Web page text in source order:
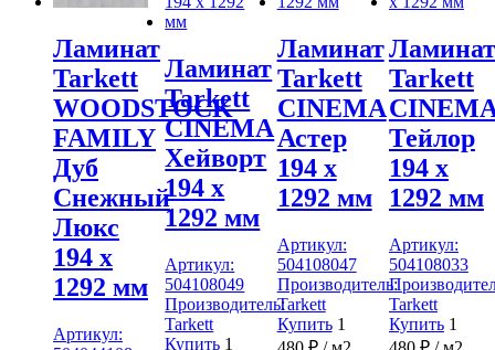
Ламинат
Tarkett
WOODSTOCK
FAMILY
Дуб
Снежный
Люкс
194 x
1292 мм
Артикул:
Ламинат
Tarkett
CINEMA
Хейворт
194 x
1292 мм
Артикул:
504108049
Производитель:
Tarkett
Купить 1
Ламинат
Tarkett
CINEMA
Астер
194 x
1292 мм
Артикул:
504108047
Производитель:
Tarkett
Купить 1
Ламинат
Tarkett
Тейлор
194 x
1292 мм
Артикул:
504108033
Tarkett
Купить 1